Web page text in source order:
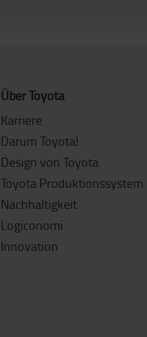
Über Toyota
Karriere
Darum Toyota!
Design von Toyota
Toyota Produktionssystem
Nachhaltigkeit
Logiconomi
Innovation